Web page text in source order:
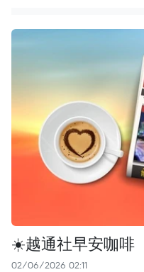
☀️越通社早安咖啡
02/06/2026 02:11